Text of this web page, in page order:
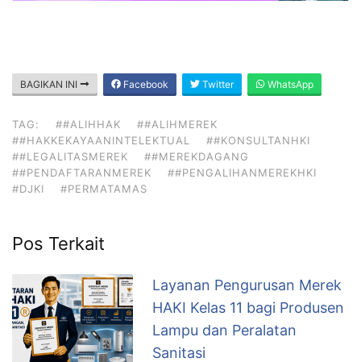
BAGIKAN INI Facebook Twitter WhatsApp
TAG: ##ALIHHAK
##ALIHMEREK
##HAKKEKAYAANINTELEKTUAL
##KONSULTANHKI
##LEGALITASMEREK
##MEREKDAGANG
##PENDAFTARANMEREK
##PENGALIHANMEREKHKI
#DJKI
#PERMATAMAS
Pos Terkait
Layanan Pengurusan Merek
HAKI Kelas 11 bagi Produsen
Lampu dan Peralatan
Sanitasi